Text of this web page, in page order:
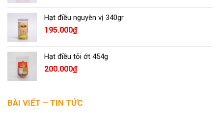
Hạt điều nguyên vị 340gr
195.000₫
Hạt điều tỏi ớt 454g
200.000₫
BÀI VIẾT – TIN TỨC